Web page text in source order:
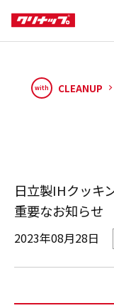
with CLEANUP
日立製IHクッキ
重要なお知らせ
2023年08月28日